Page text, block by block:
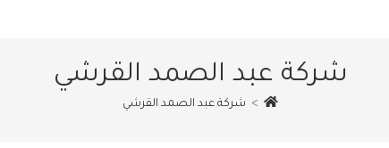
شركة عبد الصمد القرشي
> شركة عبد الصمد القرشي